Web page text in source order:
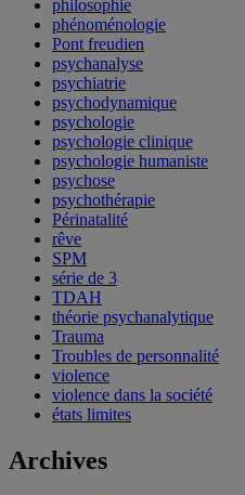
philosophie
phénoménologie
Pont freudien
psychanalyse
psychiatrie
psychodynamique
psychologie
psychologie clinique
psychologie humaniste
psychose
psychothérapie
Périnatalité
rêve
SPM
série de 3
TDAH
théorie psychanalytique
Trauma
Troubles de personnalité
violence
violence dans la société
états limites
Archives